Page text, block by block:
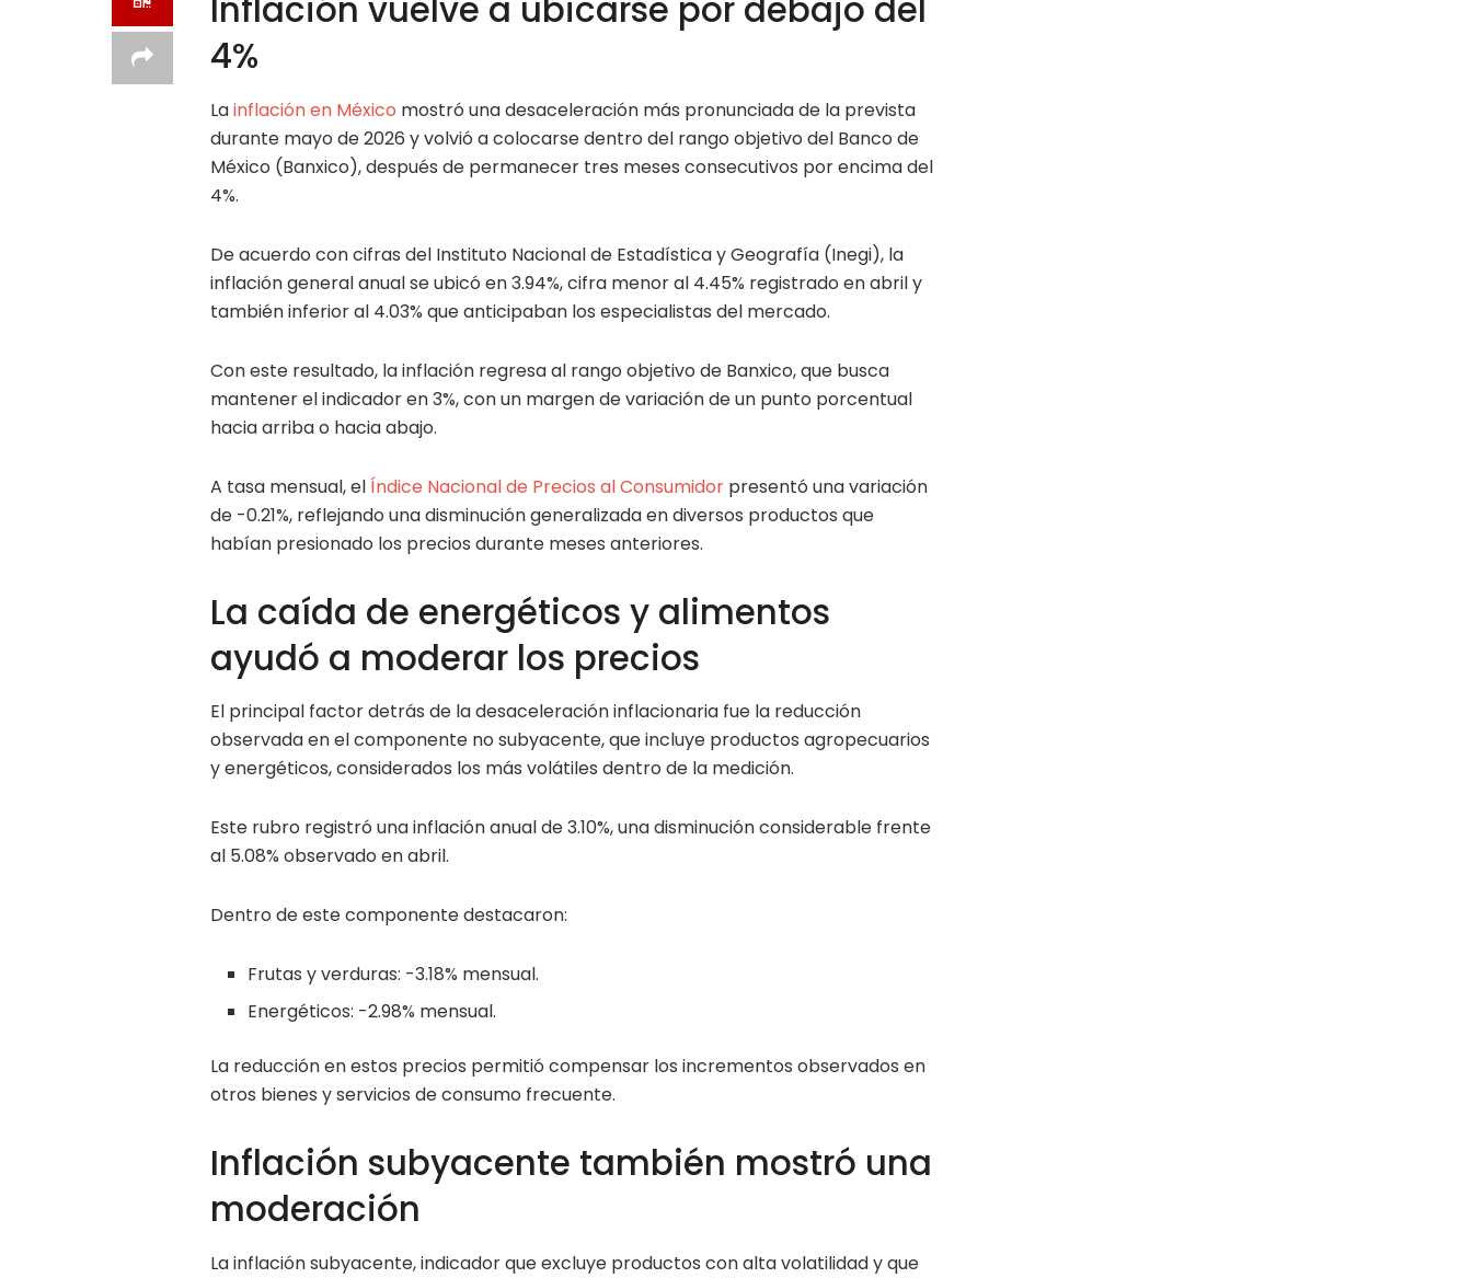
Inflación vuelve a ubicarse por debajo del
4%
Lainflación en México mostró una desaceleración más pronunciada de la prevista
durante mayo de 2026 y volvió a colocarse dentro del rango objetivo del Banco de
México (Banxico), después de permanecer tres meses consecutivos por encima del
4%.
De acuerdo con cifras del Instituto Nacional de Estadística y Geografía (Inegi), la
inflación general anual se ubicó en 3.94%, cifra menor al 4.45% registrado en abril y
también inferior al 4.03% que anticipaban los especialistas del mercado.
Con este resultado, la inflación regresa al rango objetivo de Banxico, que busca
mantener el indicador en 3%, con un margen de variación de un punto porcentual
hacia arriba o hacia abajo.
A tasa mensual, elÍndice Nacional de Precios al Consumidor presentó una variación
de -0.21%, reflejando una disminución generalizada en diversos productos que
habían presionado los precios durante meses anteriores.
La caída de energéticos y alimentos
ayudó a moderar los precios
El principal factor detrás de la desaceleración inflacionaria fue la reducción
observada en el componente no subyacente, que incluye productos agropecuarios
y energéticos, considerados los más volátiles dentro de la medición.
Este rubro registró una inflación anual de 3.10%, una disminución considerable frente
al 5.08% observado en abril.
Dentro de este componente destacaron:
Frutas y verduras: -3.18% mensual.
Energéticos: -2.98% mensual.
La reducción en estos precios permitió compensar los incrementos observados en
otros bienes y servicios de consumo frecuente.
Inflación subyacente también mostró una
moderación
La inflación subyacente, indicador que excluye productos con alta volatilidad y que